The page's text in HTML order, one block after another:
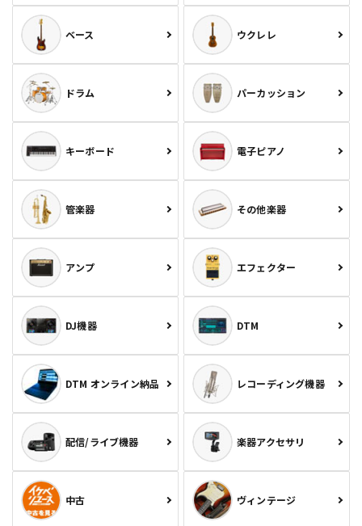
ベース ウクレレ
ドラム パーカッション
キーボード 電子ピアノ
管楽器 その他楽器
アンプ エフェクター
DJ機器 DTM
DTM オンライン納品 レコーディング機器
配信/ライブ機器 楽器アクセサリ
中古 ヴィンテージ